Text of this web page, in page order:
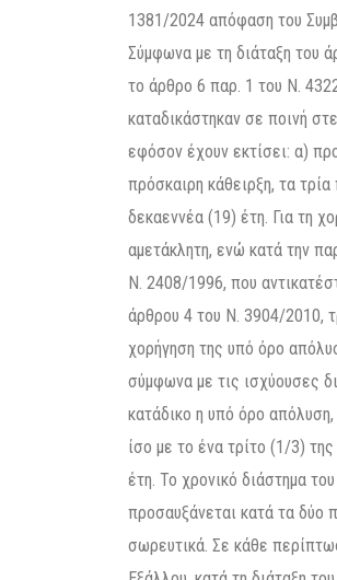
1381/2024 απόφαση του
Σύμφωνα με τη διάταξη του
το άρθρο 6 παρ. 1 του Ν.
καταδικάστηκαν σε ποινή
εφόσον έχουν εκτίσει: α)
πρόσκαιρη κάθειρξη, τα
δεκαεννέα (19) έτη. Για τη
αμετάκλητη, ενώ κατά την
Ν. 2408/1996, που
άρθρου 4 του Ν. 3904/2010,
χορήγηση της υπό όρο
σύμφωνα με τις ισχύουσες
κατάδικο η υπό όρο
ίσο με το ένα τρίτο (1/3)
έτη. Το χρονικό διάστημα
προσαυξάνεται κατά τα
σωρευτικά. Σε κάθε